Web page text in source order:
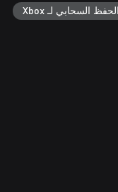
الحفظ السحابي لـ Xbox